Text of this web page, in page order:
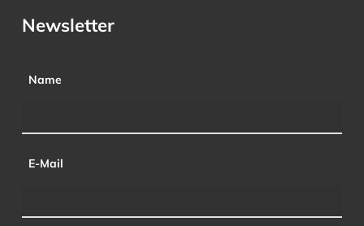
Newsletter
Name
E-Mail